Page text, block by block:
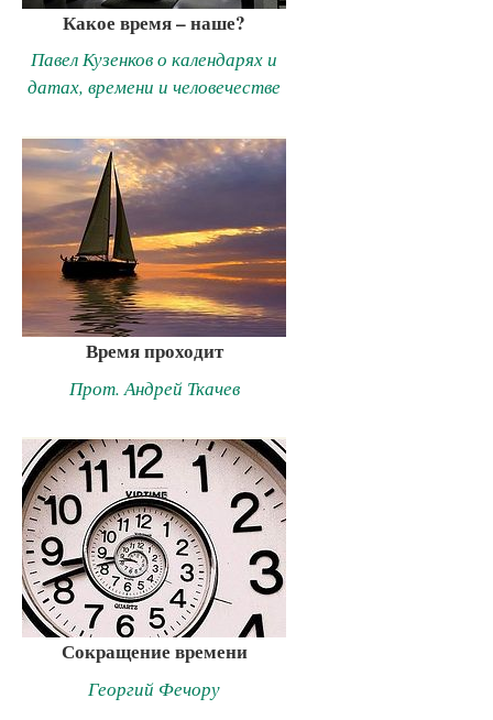
Какое время – наше?
Павел Кузенков о календарях и
датах, времени и человечестве
Время проходит
Прот. Андрей Ткачев
Сокращение времени
Георгий Фечору